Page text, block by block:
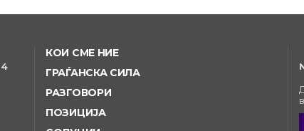
КОИ СМЕ НИЕ
ГРАЃАНСКА СИЛА
РАЗГОВОРИ
ПОЗИЦИЈА